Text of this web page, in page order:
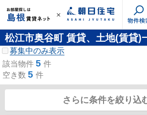
物件検
松江市奥谷町 賃貸、土地(賃貸)
募集中のみ表示
該当物件 5 件
空き数 5 件
さらに条件を絞り込